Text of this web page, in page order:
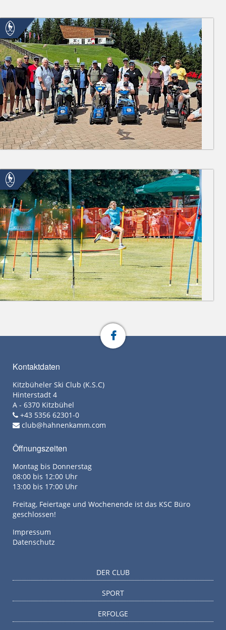
Kontaktdaten
Kitzbüheler Ski Club (K.S.C)
Hinterstadt 4
A - 6370 Kitzbühel
+43 5356 62301-0
club@hahnenkamm.com
Öffnungszeiten
Montag bis Donnerstag
08:00 bis 12:00 Uhr
13:00 bis 17:00 Uhr
Freitag, Feiertage und Wochenende ist das KSC Büro
geschlossen!
Impressum
Datenschutz
DER CLUB
SPORT
ERFOLGE